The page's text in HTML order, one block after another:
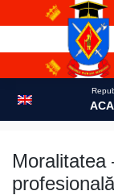
Moralitatea